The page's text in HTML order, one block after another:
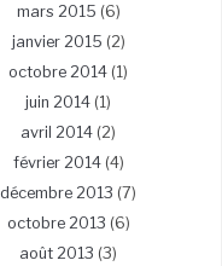
mars 2015 (6)
janvier 2015 (2)
octobre 2014 (1)
juin 2014 (1)
avril 2014 (2)
février 2014(4)
décembre 2013 (7)
octobre 2013 (6)
août 2013 (3)